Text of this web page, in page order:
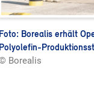
Borealis erhält
Borealis